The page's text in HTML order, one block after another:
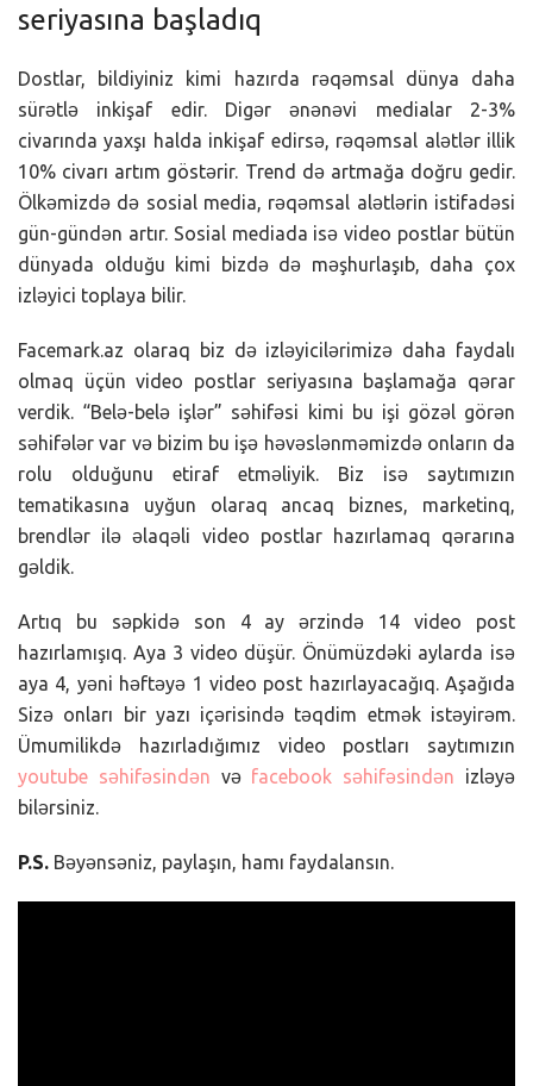
seriyasına başladıq
Dostlar, bildiyiniz kimi hazırda rəqəmsal dünya daha
sürətlə inkişaf edir. Digər ənənəvi medialar 2-3%
civarında yaxşı halda inkişaf edirsə, rəqəmsal alətlər illik
10% civarı artım göstərir. Trend də artmağa doğru gedir.
Ölkəmizdə də sosial media, rəqəmsal alətlərin istifadəsi
gün-gündən artır. Sosial mediada isə video postlar bütün
dünyada olduğu kimi bizdə də məşhurlaşıb, daha çox
izləyici toplaya bilir.
Facemark.az olaraq biz də izləyicilərimizə daha faydalı
olmaq üçün video postlar seriyasına başlamağa qərar
verdik. “Belə-belə işlər” səhifəsi kimi bu işi gözəl görən
səhifələr var və bizim bu işə həvəslənməmizdə onların da
rolu olduğunu etiraf etməliyik. Biz isə saytımızın
tematikasına uyğun olaraq ancaq biznes, marketinq,
brendlər ilə əlaqəli video postlar hazırlamaq qərarına
gəldik.
Artıq bu səpkidə son 4 ay ərzində 14 video post
hazırlamışıq. Aya 3 video düşür. Önümüzdəki aylarda isə
aya 4, yəni həftəyə 1 video post hazırlayacağıq. Aşağıda
Sizə onları bir yazı içərisində təqdim etmək istəyirəm.
Ümumilikdə hazırladığımız video postları saytımızın
youtube səhifəsindən və facebook səhifəsindən izləyə
bilərsiniz.
P.S. Bəyənsəniz, paylaşın, hamı faydalansın.